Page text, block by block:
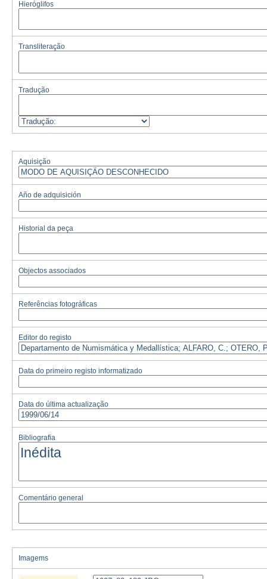
Hieróglifos
Transliteração
Tradução
Aquisição
Año de adquisición
Historial da peça
Objectos associados
Referências fotográficas
Editor do registo
Data do primeiro registo informatizado
Data do última actualização
Bibliografia
Comentário general
Imagems